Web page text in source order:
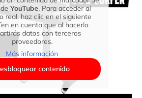
YouTube. Para acceder al
real, haz clic en el siguiente
en cuenta que al hacerlo
datos con terceros
proveedores.
Más información
contenido